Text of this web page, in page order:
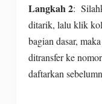
Langkah 2:
ditarik, lalu klik
bagian dasar,
ditransfer ke
daftarkan